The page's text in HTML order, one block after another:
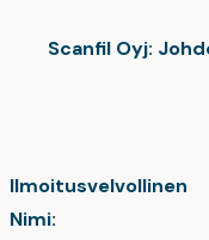
Scanfil Oyj:
Ilmoitusvelvollinen
Nimi: